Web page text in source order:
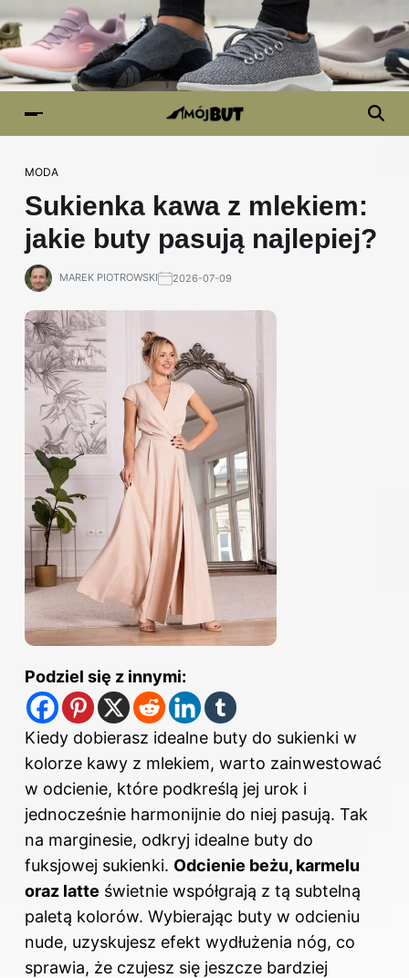
MODA
Sukienka kawa z mlekiem:
jakie buty pasują najlepiej?
MAREK PIOTROWSKI 2026-07-09
Podziel się z innymi:
Kiedy dobierasz idealne buty do sukienki w
kolorze kawy z mlekiem, warto zainwestować
w odcienie, które podkreślą jej urok i
jednocześnie harmonijnie do niej pasują. Tak
na marginesie, odkryj idealne buty do
fuksjowej sukienki. Odcienie beżu, karmelu
oraz latte świetnie współgrają z tą subtelną
paletą kolorów. Wybierając buty w odcieniu
nude, uzyskujesz efekt wydłużenia nóg, co
sprawia, że czujesz się jeszcze bardziej